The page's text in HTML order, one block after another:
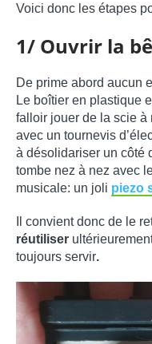
Voici donc les étapes
1/ Ouvrir la
De prime abord aucun
Le boîtier en plastique
falloir jouer de la scie à
avec un tournevis
à désolidariser un côté
tombe nez à nez avec
musicale: un joli piezo
Il convient donc de le
réutiliser
toujours servir.